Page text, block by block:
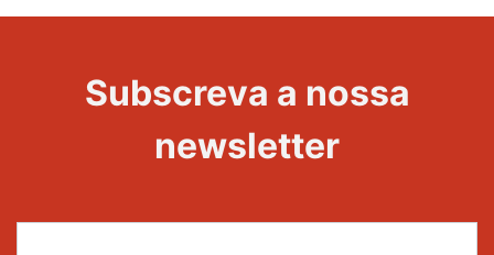
Evento
Subscreva a nossa
newsletter